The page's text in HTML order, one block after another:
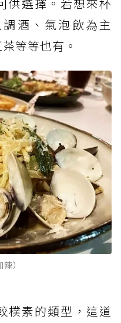
供選擇。若想來杯
酒、氣泡飲為主
等等也有。
）
樸素的類型，這道